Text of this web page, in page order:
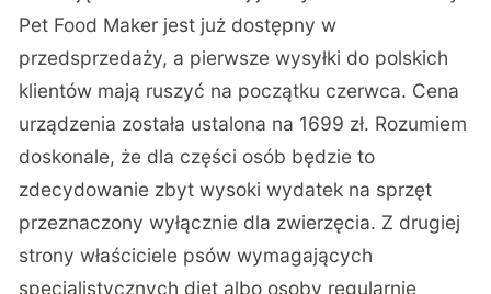
Pet Food Maker jest już dostępny w
przedsprzedaży, a pierwsze wysyłki do polskich
klientów mają ruszyć na początku czerwca. Cena
urządzenia została ustalona na 1699 zł. Rozumiem
doskonale, że dla części osób będzie to
zdecydowanie zbyt wysoki wydatek na sprzęt
przeznaczony wyłącznie dla zwierzęcia. Z drugiej
strony właściciele psów wymagających
specjalistycznych diet albo osoby regularnie